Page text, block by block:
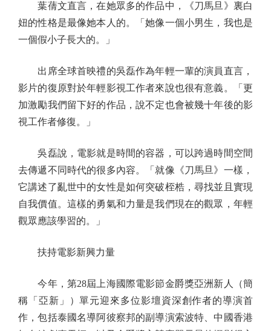
葉蒨文直言，在她眾多的作品中，《刀馬旦》裏白
妞的性格是最像她本人的。「她像一個小男生，我也是
一個假小子長大的。」
出席全球首映禮的吳磊作為年輕一輩的演員直言，
影片的復原對於年輕影視工作者來說也很有意義。「更
加激勵我們留下好的作品，說不定也會被幾十年後的影
視工作者修復。」
吳磊說，電影就是時間的容器，可以跨過時間空間
去傳遞不同時代的很多內容。「就像《刀馬旦》一樣，
它講述了亂世中的女性是如何突破桎梏，尋找並且實現
自我價值。這樣的勇氣和力量是我們現在的觀眾，年輕
觀眾應該學習的。」
扶持電影新興力量
今年，第28屆上海國際電影節金爵獎亞洲新人（簡
稱「亞新」）單元迎來多位影壇資深創作者的導演首
作，包括泰國名導阿彼察邦的副導演索波特、中國香港